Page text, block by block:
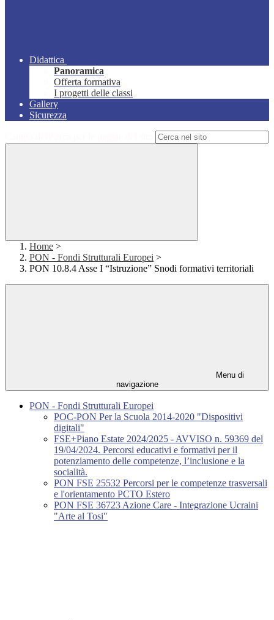
Didattica
Panoramica
Offerta formativa
I progetti delle classi
Gallery
Sicurezza
Home >
PON - Fondi Strutturali Europei >
PON 10.8.4 Asse I “Istruzione” Snodi formativi territoriali
Menu di
navigazione
PON - Fondi Strutturali Europei
POC-PON Per la Scuola 2014-2020 "Dispositivi
digitali"
FSE+Piano Estate 2024/2025 - AVVISO n. 59369 del
19/04/2024. Percorsi educativi e formativi per il
potenziamento delle competenze, l’inclusione e la
socialità.
PON FSE 25532 Percorsi per le competenze trasversali
e l'orientamento PCTO Estero
PON FSE 36723 Azione Care - Integrazione Ucraini
"Arte al Tosi"